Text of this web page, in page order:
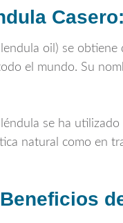
oil) se obtiene
el mundo. Su
se ha
natural como en